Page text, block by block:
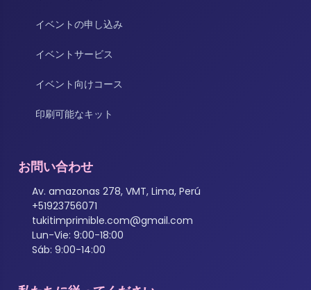
イベントの申し込み
イベントサービス
イベント向けコース
印刷可能なキット
お問い合わせ
Av. amazonas 278, VMT, Lima, Perú
+51923756071
tukitimprimible.com@gmail.com
Lun-Vie: 9:00-18:00
Sáb: 9:00-14:00